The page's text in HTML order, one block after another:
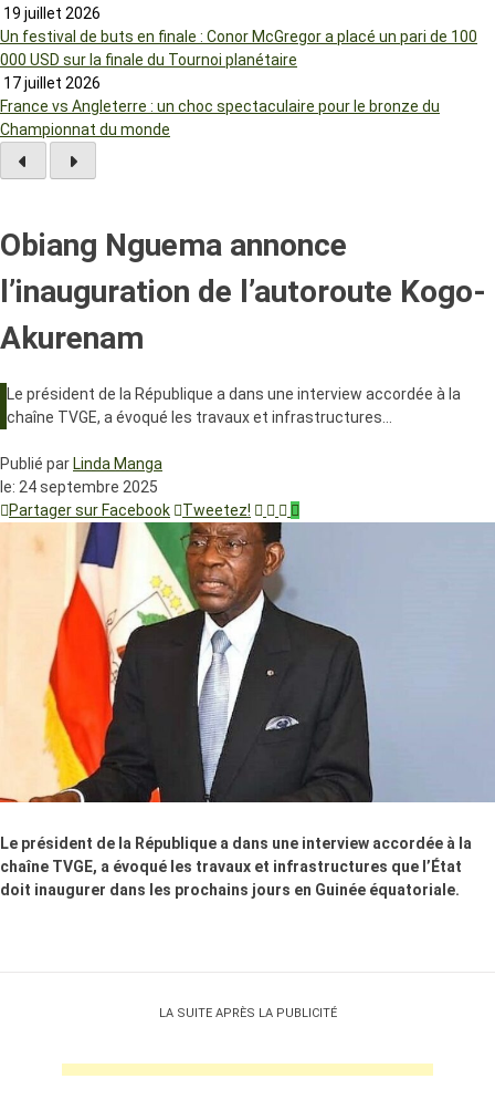
19 juillet 2026
Un festival de buts en finale : Conor McGregor a placé un pari de 100
000 USD sur la finale du Tournoi planétaire
17 juillet 2026
France vs Angleterre : un choc spectaculaire pour le bronze du
Championnat du monde
Obiang Nguema annonce
l’inauguration de l’autoroute Kogo-
Akurenam
Le président de la République a dans une interview accordée à la
chaîne TVGE, a évoqué les travaux et infrastructures…
Publié par Linda Manga
le: 24 septembre 2025
Partager sur Facebook
Tweetez!
Le président de la République a dans une interview accordée à la
chaîne TVGE, a évoqué les travaux et infrastructures que l’État
doit inaugurer dans les prochains jours en Guinée équatoriale.
LA SUITE APRÈS LA PUBLICITÉ